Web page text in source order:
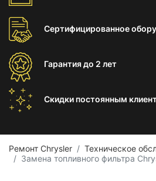
Сертифицированное
Гарантиядо 2 лет
Скидки постоянным
Ремонт Chrysler
Техническое
Замена топливного фильтра